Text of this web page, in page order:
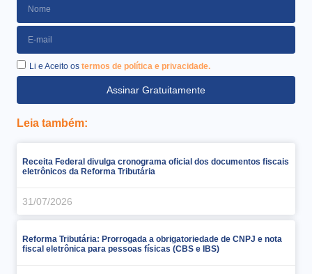
Li e Aceito os termos de política e privacidade.
Assinar Gratuitamente
Leia também:
Receita Federal divulga cronograma oficial dos documentos fiscais
eletrônicos da Reforma Tributária
31/07/2026
Reforma Tributária: Prorrogada a obrigatoriedade de CNPJ e nota
fiscal eletrônica para pessoas físicas (CBS e IBS)